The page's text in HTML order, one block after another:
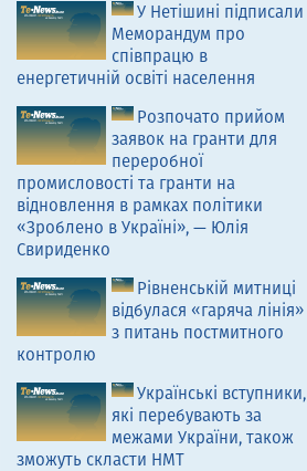
У Нетішині підписали
Меморандум про
співпрацю в
енергетичній освіті населення
Розпочато прийом
заявок на гранти для
переробної
промисловості та гранти на
відновлення в рамках політики
«Зроблено в Україні», — Юлія
Свириденко
Рівненській митниці
відбулася «гаряча лінія»
з питань постмитного
контролю
Українські вступники,
які перебувають за
межами України, також
зможуть скласти НМТ